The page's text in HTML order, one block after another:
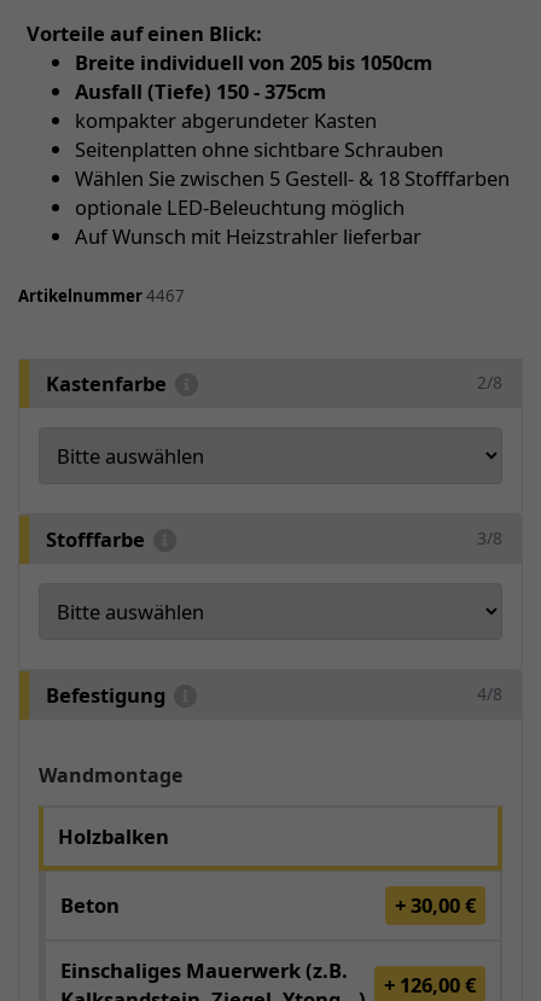
Vorteile auf einen Blick:
Breite individuell von 205 bis 1050cm
Ausfall (Tiefe) 150 - 375cm
kompakter abgerundeter Kasten
Seitenplatten ohne sichtbare Schrauben
Wählen Sie zwischen 5 Gestell- & 18 Stofffarben
optionale LED-Beleuchtung möglich
Auf Wunsch mit Heizstrahler lieferbar
Artikelnummer4467
Kastenfarbe 2/8
Stofffarbe 3/8
Befestigung 4/8
Wandmontage
Holzbalken
Beton + 30,00 €
Einschaliges Mauerwerk (z.B.
+ 126,00 €